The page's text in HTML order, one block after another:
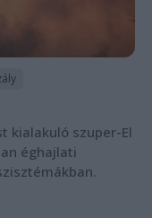
kialakuló szuper-El
éghajlati